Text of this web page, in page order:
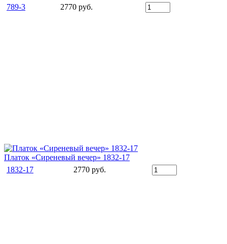
789-3 2770 руб.
Платок «Сиреневый вечер» 1832-17
1832-17
2770 руб.